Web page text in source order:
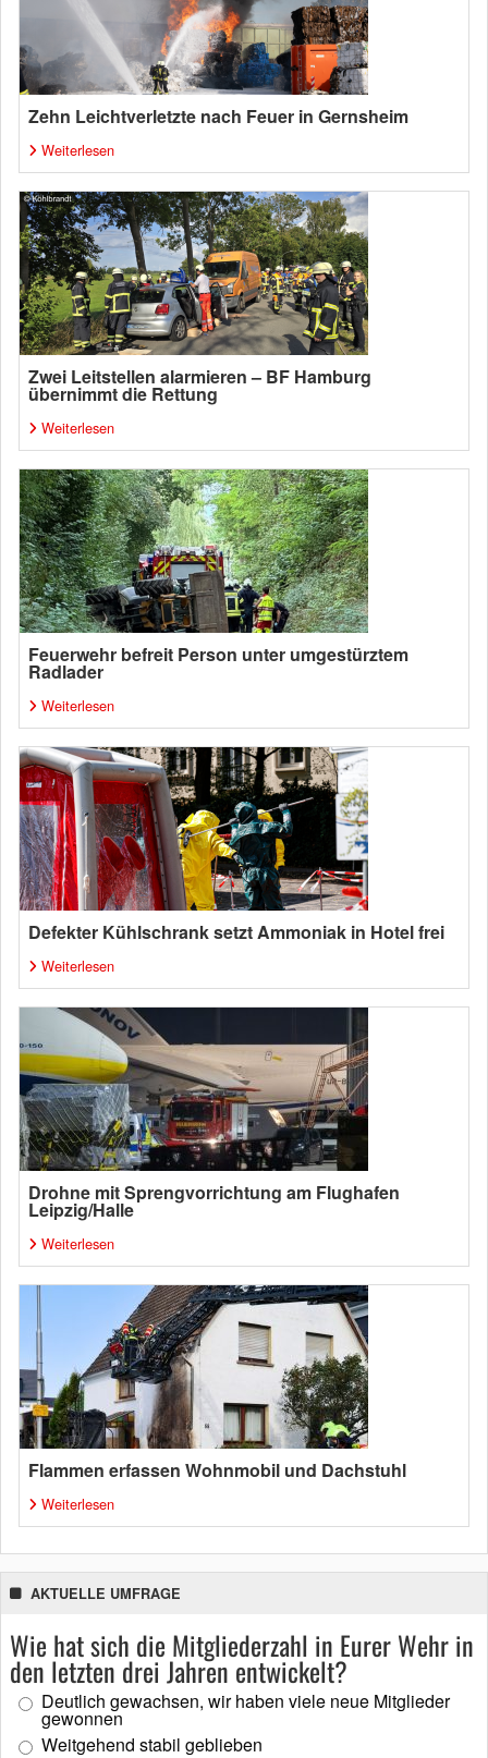
Zehn Leichtverletzte nach Feuer in Gernsheim
Weiterlesen
Zwei Leitstellen alarmieren – BF Hamburg
übernimmt die Rettung
Weiterlesen
Feuerwehr befreit Person unter umgestürztem
Radlader
Weiterlesen
Defekter Kühlschrank setzt Ammoniak in Hotel frei
Weiterlesen
Drohne mit Sprengvorrichtung am Flughafen
Leipzig/Halle
Weiterlesen
Flammen erfassen Wohnmobil und Dachstuhl
Weiterlesen
AKTUELLE UMFRAGE
Wie hat sich die Mitgliederzahl in Eurer Wehr in
den letzten drei Jahren entwickelt?
Deutlich gewachsen, wir haben viele neue Mitglieder
gewonnen
Weitgehend stabil geblieben